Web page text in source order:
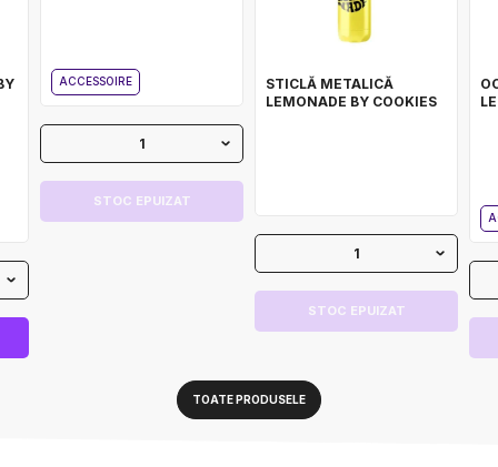
ACCESSOIRE
1
STOC EPUIZAT
STICLĂ METALICĂ
LEMONADE BY COOKIES
1
STOC EPUIZAT
TOATE PRODUSELE